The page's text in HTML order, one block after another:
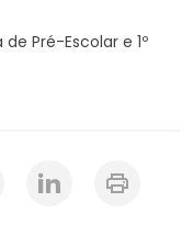
Pré-Escolar e 1º